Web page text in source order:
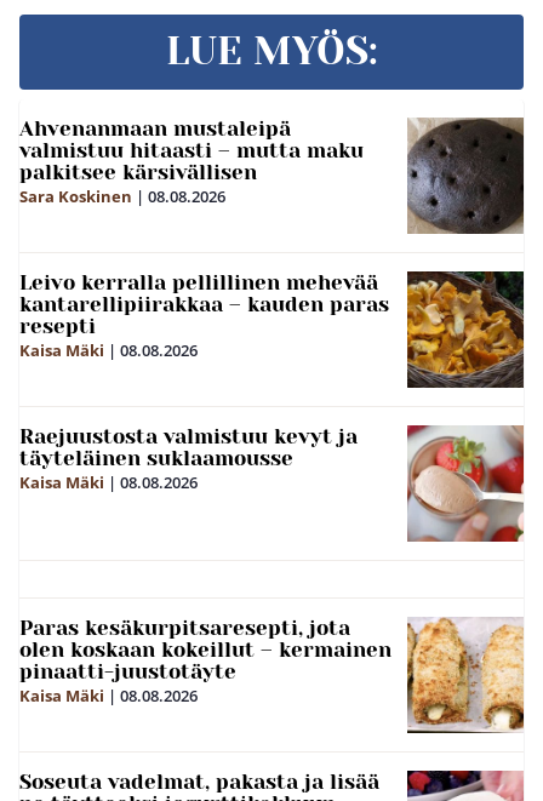
LUE MYÖS:
Ahvenanmaan mustaleipä
valmistuu hitaasti – mutta maku
palkitsee kärsivällisen
Sara Koskinen | 08.08.2026
Leivo kerralla pellillinen mehevää
kantarellipiirakkaa – kauden paras
resepti
Kaisa Mäki | 08.08.2026
Raejuustosta valmistuu kevyt ja
täyteläinen suklaamousse
Kaisa Mäki | 08.08.2026
Paras kesäkurpitsaresepti, jota
olen koskaan kokeillut – kermainen
pinaatti-juustotäyte
Kaisa Mäki | 08.08.2026
Soseuta vadelmat, pakasta ja lisää